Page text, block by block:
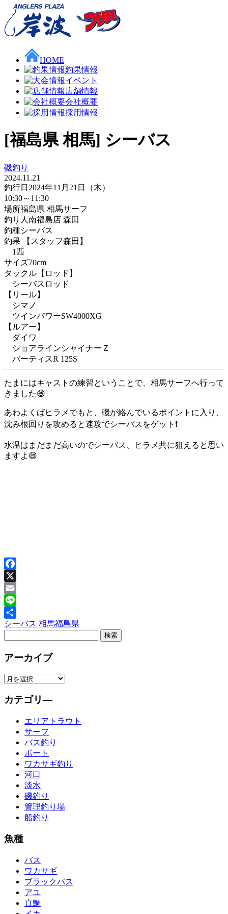
HOME
釣果情報
イベント
店舗情報
会社概要
採用情報
[福島県 相馬] シーバス
磯釣り
2024.11.21
釣行日 2024年11月21日（木）
10:30～11:30
場所福島県 相馬サーフ
釣り人 南福島店 森田
釣種シーバス
釣果 【スタッフ森田】
1匹
サイズ70cm
タックル 【ロッド】
シーバスロッド
【リール】
シマノ
ツインパワーSW4000XG
【ルアー】
ダイワ
ショアラインシャイナーＺ
バーティスR 125S
たまにはキャストの練習ということで、相馬サーフへ行って
きました😄
あわよくばヒラメでもと、磯が絡んでいるポイントに入り、
沈み根回りを攻めると速攻でシーバスをゲット❗
水温はまだまだ高いのでシーバス、ヒラメ共に狙えると思い
ますよ😄
Facebook
X
Email
Line
共
シーバス 相馬福島県
アーカイブ
カテゴリ―
エリアトラウト
サーフ
バス釣り
ボート
ワカサギ釣り
河口
淡水
磯釣り
管理釣り場
船釣り
魚種
バス
ワカサギ
ブラックバス
アユ
真鯛